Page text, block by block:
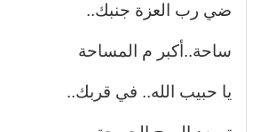
ضي رب العزة جنبك..
ساحة..أكبر م المساحة
يا حبيب الله.. في قربك..